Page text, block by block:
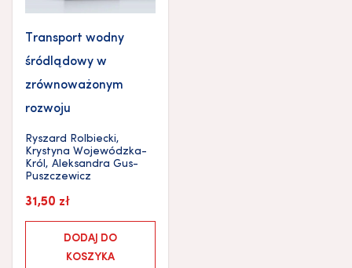
Transport wodny
śródlądowy w
zrównoważonym
rozwoju
Ryszard Rolbiecki,
Krystyna Wojewódzka-
Król, Aleksandra Gus-
Puszczewicz
31,50 zł
DODAJ DO
KOSZYKA